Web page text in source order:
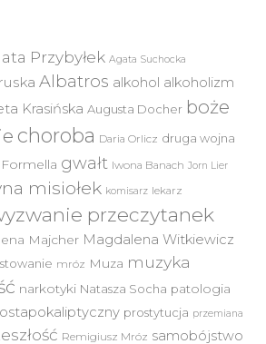
Przybyłek Agata Suchocka
Albatros alkohol alkoholizm
Krasińska Augusta Docher boże
choroba Daria Orlicz druga wojna
gwałt Iwona Banach Jorn Lier
misiołek komisarz lekarz
przeczytanek
Majcher Magdalena Witkiewicz
mróz Muza muzyka
narkotyki Natasza Socha patologia
prostytucja przemiana
Remigiusz Mróz samobójstwo